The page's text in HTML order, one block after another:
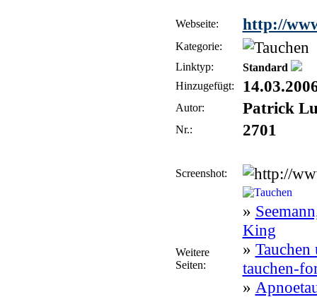
Webseite: http://
Kategorie:
Linktyp:
Standard
Hinzugefügt:
Autor: Patrick
Nr.: 2701
Screenshot:
Weitere
Seiten:
»
King
»
tauchen-
»